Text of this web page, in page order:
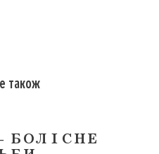
також
БОЛІСНЕ